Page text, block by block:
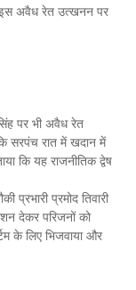
अवैध रेत उत्खनन पर
पर भी अवैध रेत
सरपंच रात में खदान में
कि यह राजनीतिक द्वेष
प्रभारी प्रमोद तिवारी
देकर परिजनों को
के लिए भिजवाया और